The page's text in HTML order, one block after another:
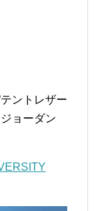
ントレザー
ョーダン